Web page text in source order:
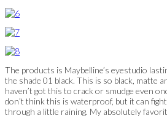
The products is Maybelline’s eyestudio
the shade 01 black. This is so black, matte
haven’t got this to crack or smudge even
don’t think this is waterproof, but it can
through a little raining. My absolutely